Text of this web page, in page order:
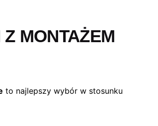
MONTAŻEM
to najlepszy wybór w stosunku